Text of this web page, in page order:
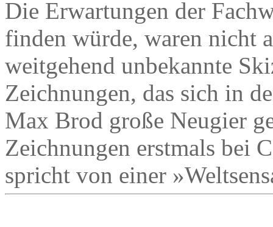
Die Erwartungen der
finden würde, waren nicht
weitgehend unbekannte
Zeichnungen, das sich in
Max Brod große Neugier
Zeichnungen erstmals bei
spricht von einer